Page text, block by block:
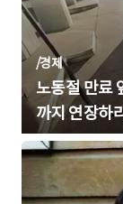
/경제
노동절 만료
까지 연장하